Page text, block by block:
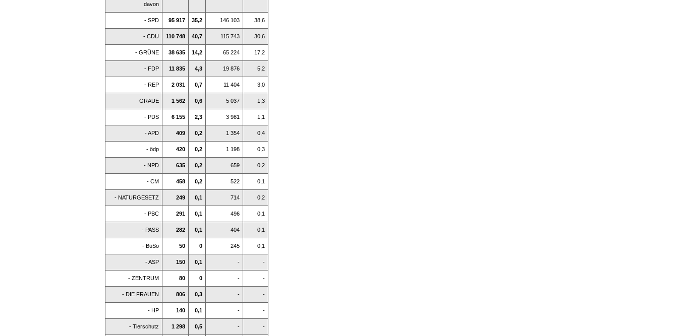
davon
- SPD 95 917 35,2 146 103 38,6
- CDU 110 748 40,7 115 743 30,6
- GRÜNE 38 635 14,2 65 224 17,2
- FDP 11 835 4,3 19 876 5,2
- REP 2 031 0,7 11 404 3,0
- GRAUE 1 562 0,6 5 037 1,3
- PDS 6 155 2,3 3 981 1,1
- APD 409 0,2 1 354 0,4
- ödp 420 0,2 1 198 0,3
- NPD 635 0,2 659 0,2
- CM 458 0,2 522 0,1
- NATURGESETZ 249 0,1 714 0,2
- PBC 291 0,1 496 0,1
- PASS 282 0,1 404 0,1
- BüSo 50 0 245 0,1
- ASP 150 0,1 - -
- ZENTRUM 80 0 - -
- DIE FRAUEN 806 0,3 - -
- HP 140 0,1 - -
- Tierschutz 1 298 0,5 - -